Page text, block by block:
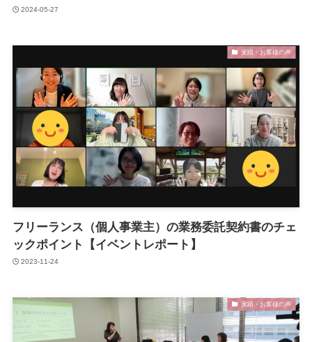
2024-05-27
実績・お客様の声
フリーランス（個人事業主）の業務委託契約書のチェ
ックポイント【イベントレポート】
2023-11-24
実績・お客様の声